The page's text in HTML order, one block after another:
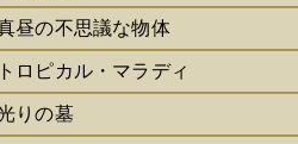
昼の不思議な物体
トロピカル・マラディ
りの墓